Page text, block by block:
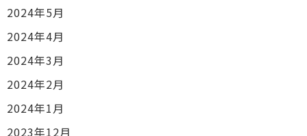
2024年5月
2024年4月
2024年3月
2024年2月
2024年1月
2023年12月